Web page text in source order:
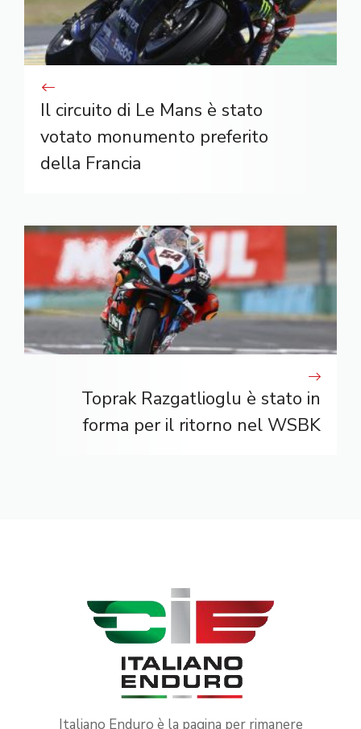
Il circuito di Le Mans è stato
votato monumento preferito
della Francia
Toprak Razgatlioglu è stato in
forma per il ritorno nel WSBK
Italiano Enduro è la pagina per rimanere